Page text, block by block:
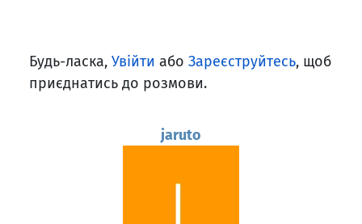
Будь-ласка, Увійти або Зареєструйтесь, щоб
приєднатись до розмови.
jaruto